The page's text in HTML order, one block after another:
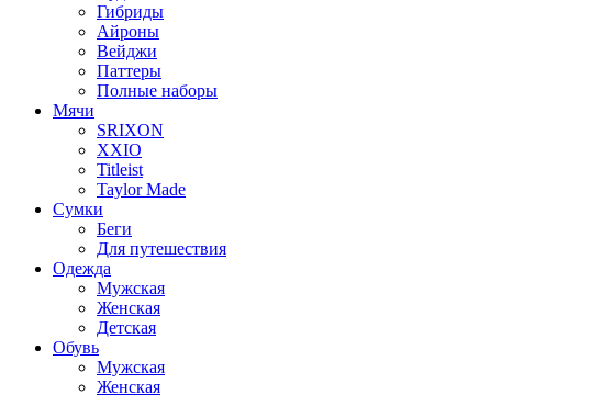
Гибриды
Айроны
Вейджи
Паттеры
Полные наборы
Мячи
SRIXON
XXIO
Titleist
Taylor Made
Сумки
Беги
Для путешествия
Одежда
Мужская
Женская
Детская
Обувь
Мужская
Женская